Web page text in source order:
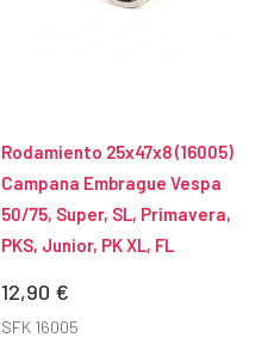
Rodamiento 25x47x8 (16005)
Campana Embrague Vespa
50/75, Super, SL, Primavera,
PKS, Junior, PK XL, FL
Precio
12,90 €
SFK 16005